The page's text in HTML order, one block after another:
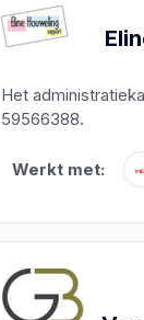
Het
59566388.
Werkt met: